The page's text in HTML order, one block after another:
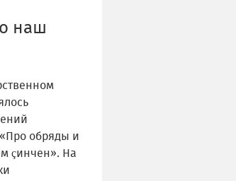
наш
«Про обряды и
çинчен». На